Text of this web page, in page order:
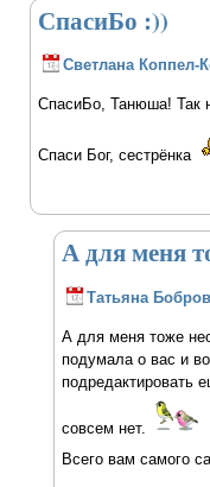
СпасиБо :))
Светлана Коппел-
СпасиБо, Танюша! Так
Спаси Бог, сестрёнка
А для меня
Татьяна
А для меня тоже
подумала о вас и
подредактировать
совсем нет.
Всего вам самого